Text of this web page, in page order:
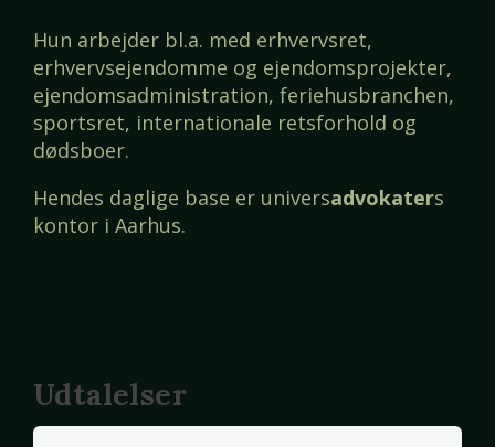
Hun arbejder bl.a. med erhvervsret,
erhvervsejendomme og ejendomsprojekter,
ejendomsadministration, feriehusbranchen,
sportsret, internationale retsforhold og
dødsboer.
Hendes daglige base er universadvokaters
kontor i Aarhus.
Udtalelser